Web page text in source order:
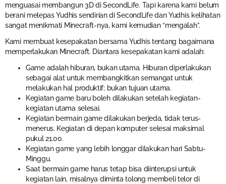
menguasai membangun 3D di SecondLife. Tapi karena kami belum
berani melepas Yudhis sendirian di SecondLife dan Yudhis kelihatan
sangat menikmati Minecraft-nya, kami kemudian “mengalah”.
Kami membuat kesepakatan bersama Yudhis tentang bagaimana
memperlakukan Minecraft. Diantara kesepakatan kami adalah:
Game adalah hiburan, bukan utama. Hiburan diperlakukan
sebagai alat untuk membangkitkan semangat untuk
melakukan hal produktif; bukan tujuan utama.
Kegiatan game baru boleh dilakukan setelah kegiatan-
kegiatan utama selesai.
Kegiatan bermain game dilakukan berjeda, tidak terus-
menerus. Kegiatan di depan komputer selesai maksimal
pukul 21.00.
Kegiatan game yang lebih longgar dilakukan hari Sabtu-
Minggu.
Saat bermain game harus tetap bisa diinterupsi untuk
kegiatan lain, misalnya diminta tolong membeli telor di